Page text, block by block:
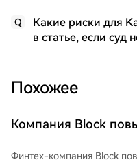
Q
Какие риски для
в статье, если суд
Похожее
Компания Block
заявив, что ИИ
Финтех-компания Block